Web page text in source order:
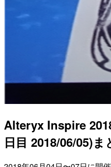
Alteryx Inspire
日目 2018/06/05)